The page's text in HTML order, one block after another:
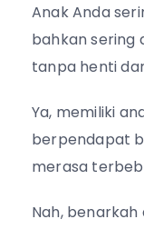
Anak Anda
bahkan sering
tanpa henti
Ya, memiliki
berpendapat
merasa
Nah,